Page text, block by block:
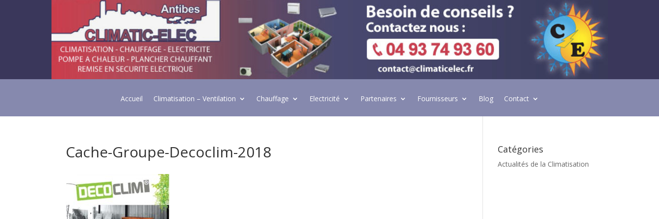
Accueil Climatisation – Ventilation Chauffage Electricité Partenaires Fournisseurs Blog Contact
Cache-Groupe-Decoclim-2018 Catégories
Actualités de la Climatisation